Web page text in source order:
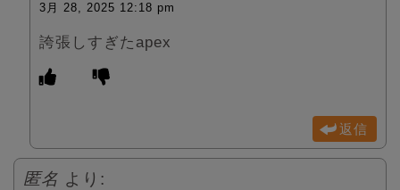
3月 28, 2025 12:18 pm
誇張しすぎたapex
返信
匿名 より: